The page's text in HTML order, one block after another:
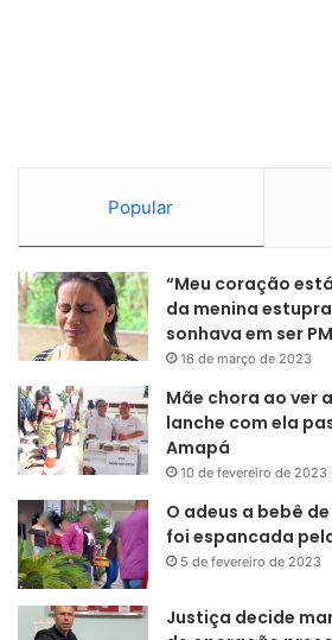
Popular
“Meu coração
da menina
sonhava em ser PM
16 de março de 2023
Mãe chora ao ver
lanche com ela
Amapá
10 de fevereiro de 2023
O adeus a bebê
foi espancada
5 de fevereiro de 2023
Justiça decide